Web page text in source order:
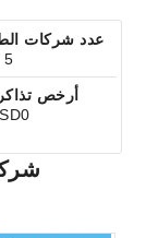
عدد شركات
5
أرخص